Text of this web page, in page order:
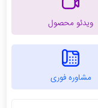
ویدئو محصول
مشاوره فوری